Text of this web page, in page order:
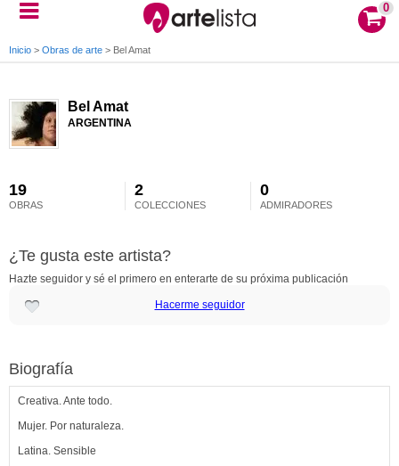
0
Inicio > Obras de arte > Bel Amat
Bel Amat
ARGENTINA
19
OBRAS
2
COLECCIONES
0
ADMIRADORES
¿Te gusta este artista?
Hazte seguidor y sé el primero en enterarte de su próxima publicación
Hacerme seguidor
Biografía
Creativa. Ante todo.
Mujer. Por naturaleza.
Latina. Sensible